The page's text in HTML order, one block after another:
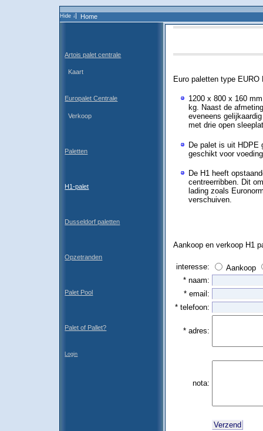
Home
Artois palet centrale
Kaart
Europalet Centrale
Verkoop
Paletten
H1-palet
Dusseldorf paletten
Opzetranden
Palet Pool
Palet of Pallet?
Login
Euro paletten type EURO
1200 x 800 x 160
kg. Naast de
eveneens
met drie open
De palet is uit HDPE
geschikt voor
De H1 heeft
centreerribben. Dit
lading zoals
verschuiven.
Aankoop en verkoop H1
interesse:
Aankoop
* naam:
* email:
* telefoon:
* adres:
nota: